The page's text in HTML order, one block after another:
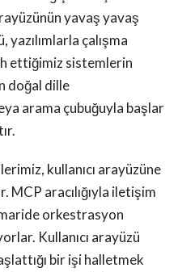
yavaş yavaş
yazılımlarla çalışma
ettiğimiz sistemlerin
doğal dille
arama çubuğuyla başlar
kullanıcı arayüzüne
MCP aracılığıyla iletişim
orkestrasyon
Kullanıcı arayüzü
bir işi halletmek